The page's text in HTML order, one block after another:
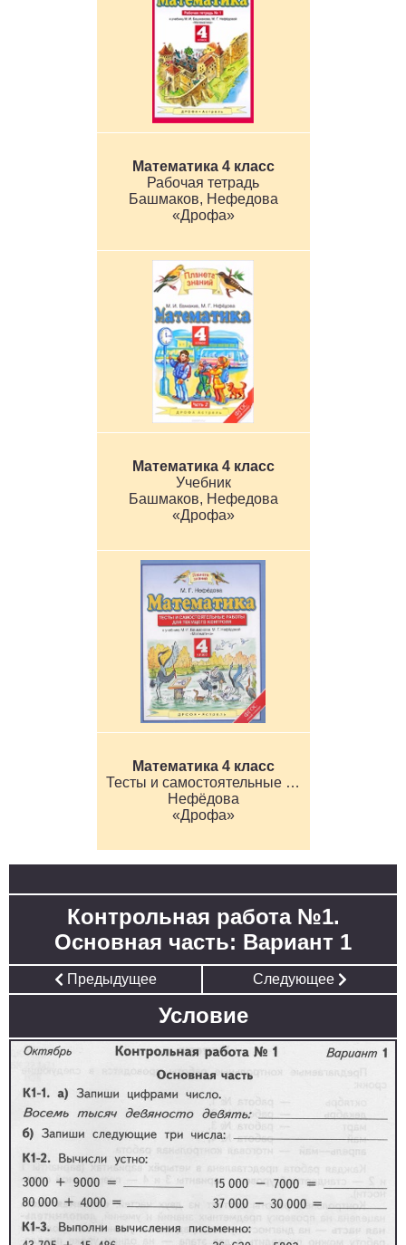
Математика 4 класс
Рабочая тетрадь
Башмаков, Нефедова
«Дрофа»
Математика 4 класс
Учебник
Башмаков, Нефедова
«Дрофа»
Математика 4 класс
Тесты и самостоятельные работы для текущего контроля
Нефёдова
«Дрофа»
Контрольная работа №1.
Основная часть: Вариант 1
Предыдущее Следующее
Условие